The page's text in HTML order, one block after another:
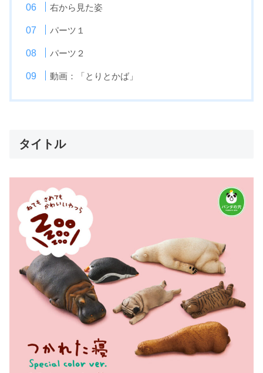
右から見た姿
パーツ１
パーツ２
動画：「とりとかば」
タイトル